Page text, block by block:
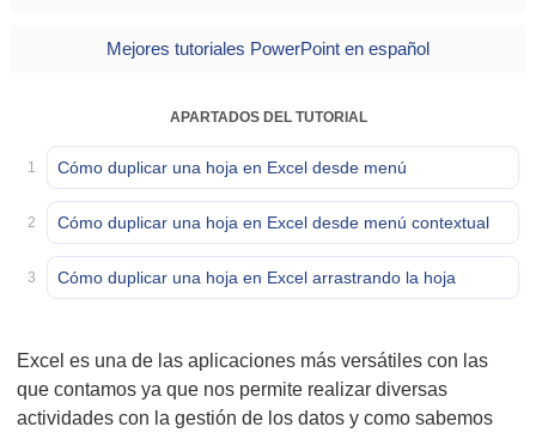
Mejores tutoriales PowerPoint en español
APARTADOS DEL TUTORIAL
1 Cómo duplicar una hoja en Excel desde menú
2 Cómo duplicar una hoja en Excel desde menú contextual
3 Cómo duplicar una hoja en Excel arrastrando la hoja
Excel es una de las aplicaciones más versátiles con las
que contamos ya que nos permite realizar diversas
actividades con la gestión de los datos y como sabemos